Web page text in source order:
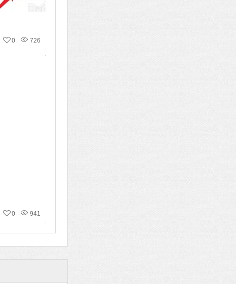
726
0
941
0